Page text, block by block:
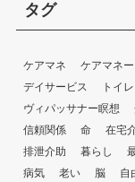
タグ
ケアマネ ケアマネ
デイサービス
トイレ
ヴィパッサナー瞑想
信頼関係
命 在宅
排泄介助
暮らし
病気
老い 脳 自